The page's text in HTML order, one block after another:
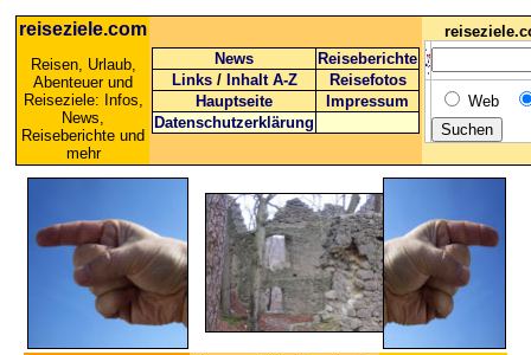
reiseziele.com
Reisen, Urlaub,
Abenteuer und
Reiseziele: Infos,
News,
Reiseberichte und
mehr
News
Reiseberichte
Links / Inhalt A-Z
Reisefotos
Hauptseite
Impressum
Datenschutzerklärung
Web